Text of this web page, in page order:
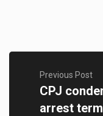
Previous Post
CPJ
arrest